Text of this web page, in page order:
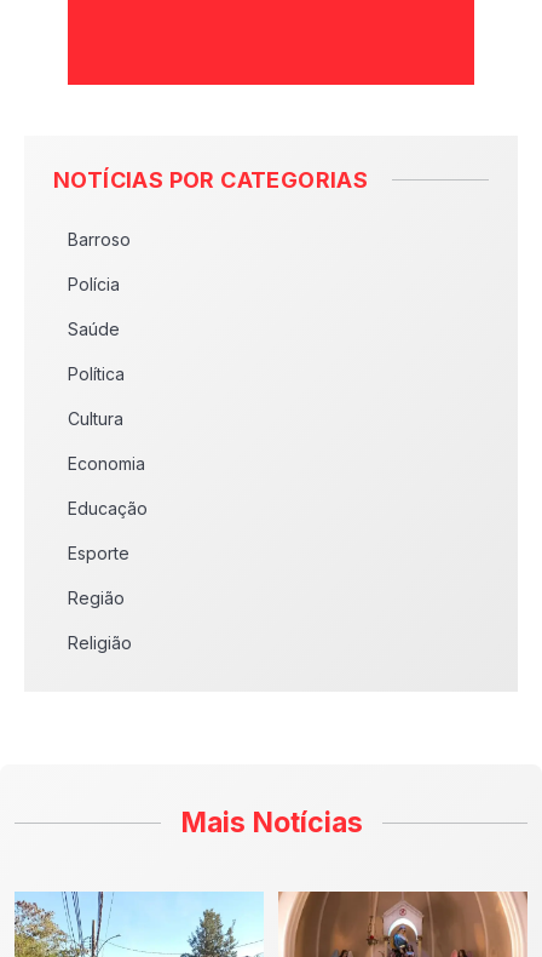
NOTÍCIAS POR CATEGORIAS
Barroso
Polícia
Saúde
Política
Cultura
Economia
Educação
Esporte
Região
Religião
Mais Notícias